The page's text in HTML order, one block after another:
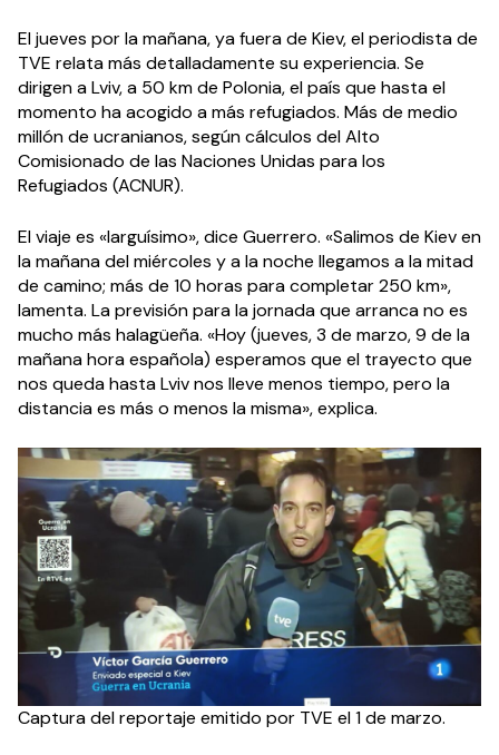
El jueves por la mañana, ya fuera de Kiev, el periodista de
TVE relata más detalladamente su experiencia. Se
dirigen a Lviv, a 50 km de Polonia, el país que hasta el
momento ha acogido a más refugiados. Más de medio
millón de ucranianos, según cálculos del Alto
Comisionado de las Naciones Unidas para los
Refugiados (ACNUR).
El viaje es «larguísimo», dice Guerrero. «Salimos de Kiev en
la mañana del miércoles y a la noche llegamos a la mitad
de camino; más de 10 horas para completar 250 km»,
lamenta. La previsión para la jornada que arranca no es
mucho más halagüeña. «Hoy (jueves, 3 de marzo, 9 de la
mañana hora española) esperamos que el trayecto que
nos queda hasta Lviv nos lleve menos tiempo, pero la
distancia es más o menos la misma», explica.
Captura del reportaje emitido por TVE el 1 de marzo.